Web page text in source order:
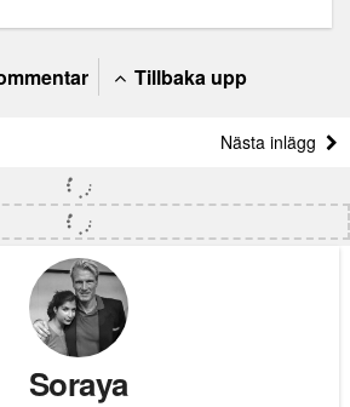
Tillbaka upp
Nästa inlägg
Soraya